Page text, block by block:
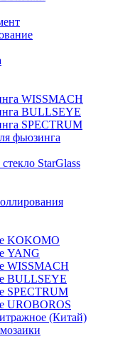
WISSMACH
BULLSEYE
SPECTRUM
фьюзинга
StarGlass
KOKOMO
YANG
WISSMACH
BULLSEYE
SPECTRUM
UROBOROS
(Китай)